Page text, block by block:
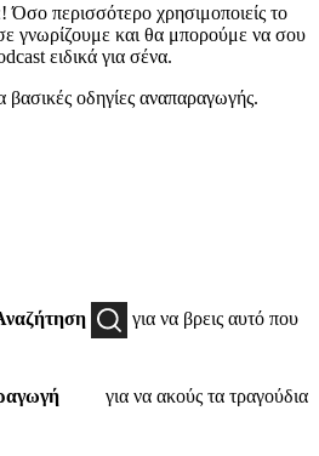
περισσότερο χρησιμοποιείς το
γνωρίζουμε και θα μπορούμε να σου
ειδικά για σένα.
οδηγίες αναπαραγωγής.
για να βρεις αυτό που
για να ακούς τα τραγούδια